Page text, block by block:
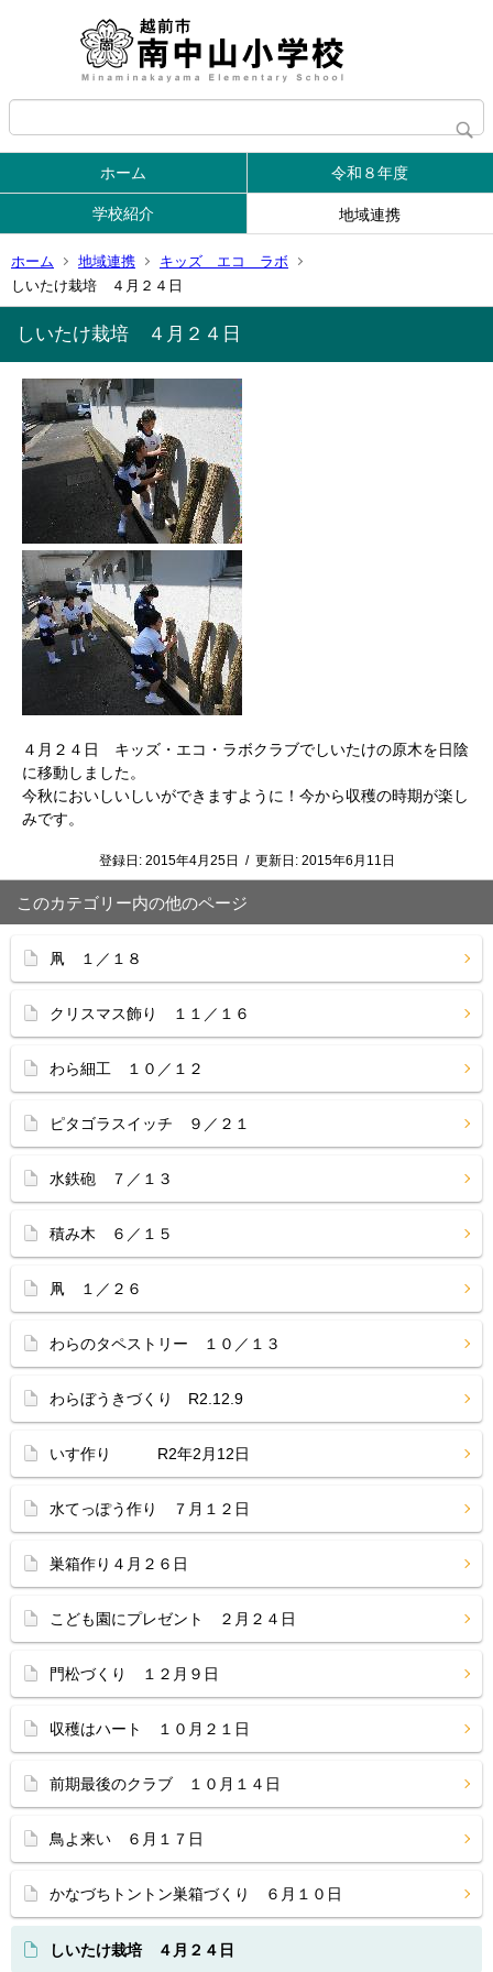
ホーム 令和８年度
学校紹介 地域連携
ホーム 地域連携
キッズ エコ ラボ
しいたけ栽培 ４月２４日
しいたけ栽培 ４月２４日
４月２４日 キッズ・エコ・ラボクラブでしいたけの原木を日陰
に移動しました。
今秋においしいしいができますように！今から収穫の時期が楽し
みです。
登録日: 2015年4月25日 / 更新日: 2015年6月11日
このカテゴリー内の他のページ
凧 １／１８
クリスマス飾り １１／１６
わら細工 １０／１２
ピタゴラスイッチ ９／２１
水鉄砲 ７／１３
積み木 ６／１５
凧 １／２６
わらのタペストリー １０／１３
わらぼうきづくり R2.12.9
いす作り R2年2月12日
水てっぽう作り ７月１２日
巣箱作り４月２６日
こども園にプレゼント ２月２４日
門松づくり １２月９日
収穫はハート １０月２１日
前期最後のクラブ １０月１４日
鳥よ来い ６月１７日
かなづちトントン巣箱づくり ６月１０日
しいたけ栽培 ４月２４日